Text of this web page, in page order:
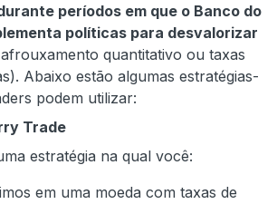
períodos em que o Banco do
políticas para desvalorizar
quantitativo ou taxas
Abaixo estão algumas estratégias-
podem utilizar:
Trade
estratégia na qual você:
em uma moeda com taxas de